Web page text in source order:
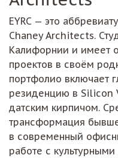
EYRC — это
Chaney Architects.
Калифорнии и имеет
проектов в своём
портфолио включает
резиденцию в Silicon
датским кирпичом.
трансформация
в современный
работе с